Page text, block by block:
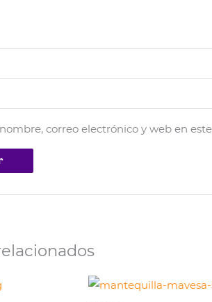
correo electrónico y web en